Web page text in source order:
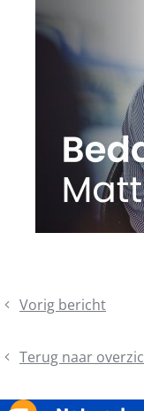
Deel
bericht
Vorig bericht
Maand
de
-
Terug naar